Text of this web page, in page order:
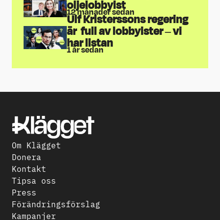
oljelobbyist
12 månader sedan
Ulf Kristerssons regering
är full av lobbyister – vi
har listan
1 år sedan
Om Klägget
Donera
Kontakt
Tipsa oss
Press
Förändringsförslag
Kampanjer